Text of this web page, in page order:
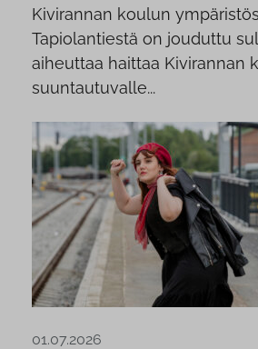
Kivirannan koulun
Tapiolantiestä on jouduttu
aiheuttaa haittaa Kivirannan
suuntautuvalle...
01.07.2026